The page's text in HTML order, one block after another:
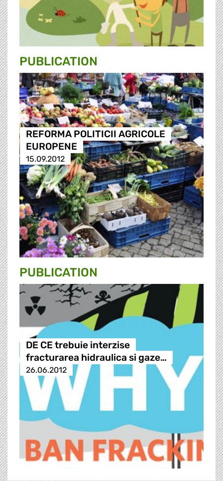
PUBLICATION
REFORMA POLITICII AGRICOLE
EUROPENE
15.09.2012
PUBLICATION
DE CE trebuie interzise
fracturarea hidraulica si gaze…
26.06.2012